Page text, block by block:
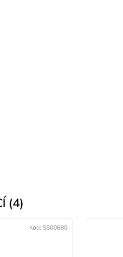
(4)
Kód:SS00680